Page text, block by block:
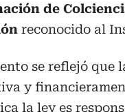
de
reconocido al
se reflejó que
y
la ley es